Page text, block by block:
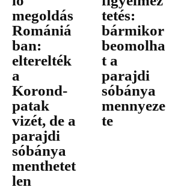
megoldás
Romániá
ban:
elterelték
a
Korond-
patak
vizét, de a
parajdi
sóbánya
menthetet
len
tetés:
bármikor
beomolha
t a
parajdi
sóbánya
mennyeze
te